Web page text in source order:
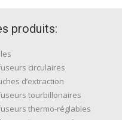
produits:
circulaires
d’extraction
tourbillonaires
thermo-réglables